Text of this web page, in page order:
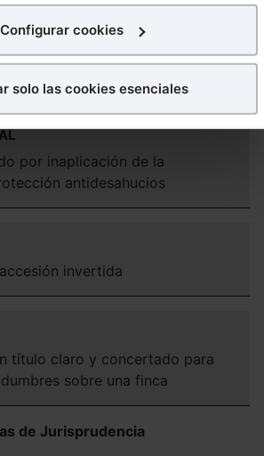
excepto aquellas imprescindibles.
configurarlas cookies y
que quieras permitir en tu
para la navegación.
de las cookies
Configurar cookies
solo las cookies esenciales
un alquiler social en los
por inaplicación de la
antidesahucios
invertida
título claro y concertado para
sobre una finca
de Jurisprudencia